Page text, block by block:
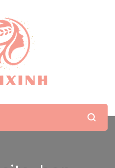
cho phái đẹp